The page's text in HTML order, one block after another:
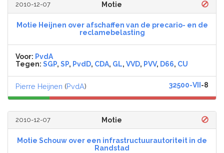
2010-12-07 Motie
Motie Heijnen over afschaffen van de precario- en de
reclamebelasting
Voor: PvdA
Tegen: SGP, SP, PvdD, CDA, GL, VVD, PVV, D66, CU
Pierre Heijnen (PvdA) 32500-VII -8
2010-12-07 Motie
Motie Schouw over een infrastructuurautoriteit in de
Randstad